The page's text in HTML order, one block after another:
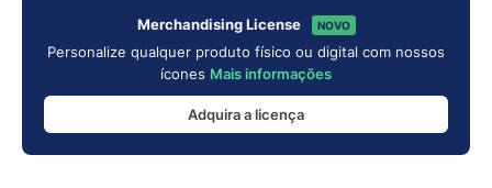
Merchandising License NOVO
Personalize qualquer produto físico ou digital com nossos
ícones Mais informações
Adquira a licença